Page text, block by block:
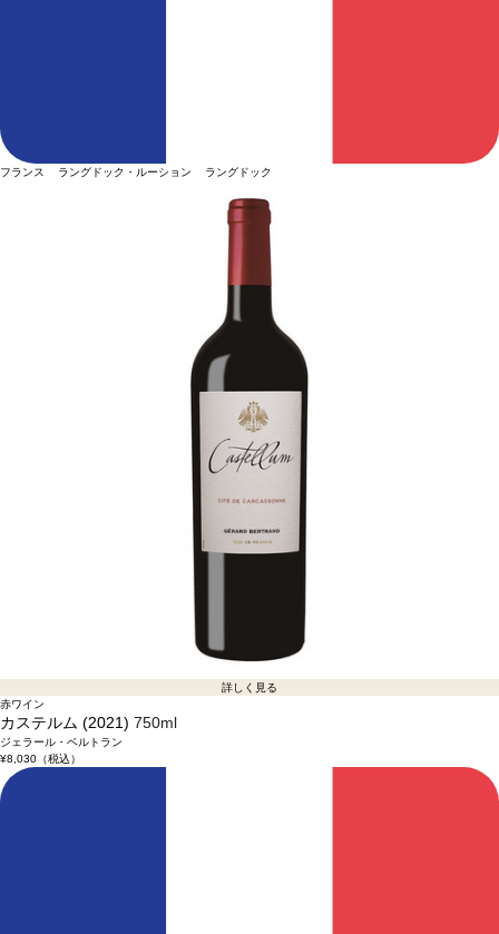
フランス ラングドック・ルーション ラングドック
詳しく見る
赤ワイン
カステルム (2021) 750ml
ジェラール・ベルトラン
¥8,030（税込）